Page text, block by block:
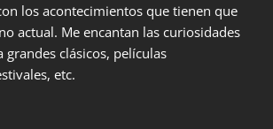
los acontecimientos que tienen que
actual. Me encantan las curiosidades
grandes clásicos, películas
etc.